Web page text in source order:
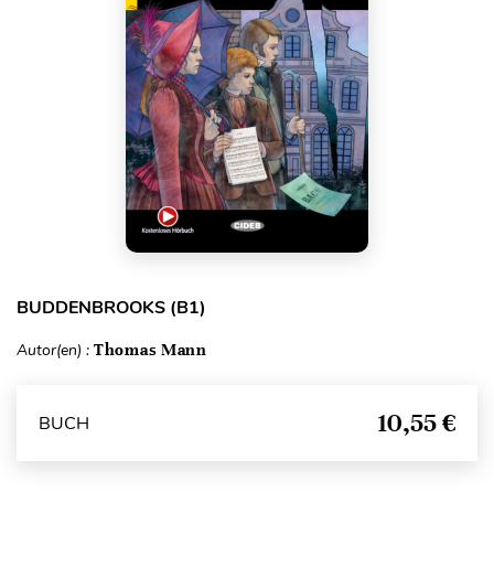
BUDDENBROOKS (B1)
Autor(en) : Thomas Mann
BUCH 10,55 €